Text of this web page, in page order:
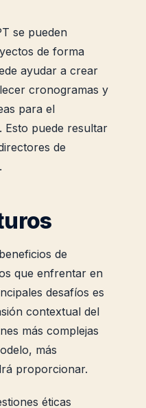
se pueden
de forma
ayudar a crear
cronogramas y
para el
puede resultar
de
de
que enfrentar en
desafíos es
contextual del
más complejas
más
proporcionar.
éticas